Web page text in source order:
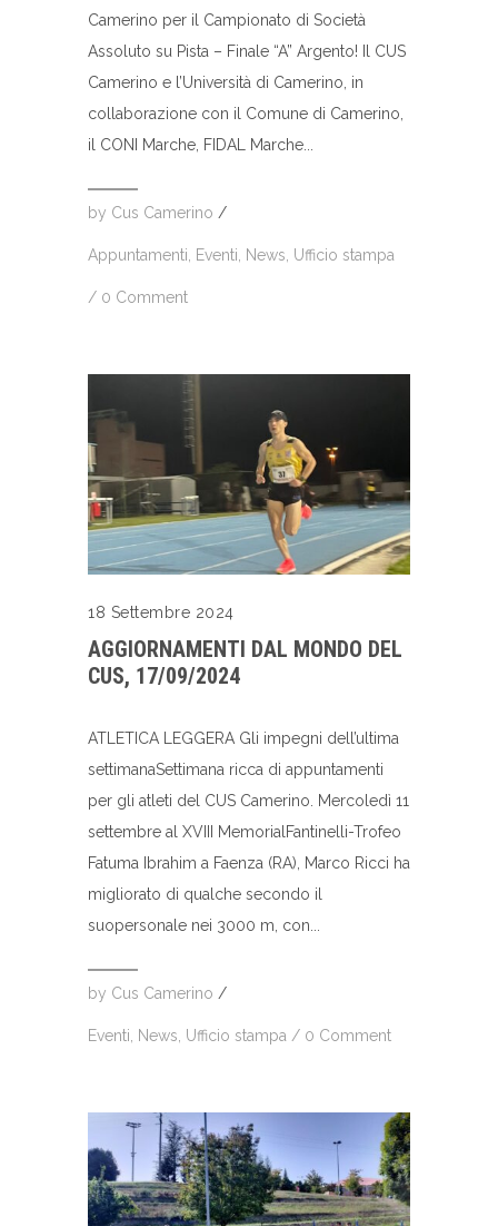
Camerino per il Campionato di Società
Assoluto su Pista – Finale “A” Argento! Il CUS
Camerino e l’Università di Camerino, in
collaborazione con il Comune di Camerino,
il CONI Marche, FIDAL Marche...
by Cus Camerino /
Appuntamenti, Eventi, News, Ufficio stampa
/ 0 Comment
18 Settembre 2024
AGGIORNAMENTI DAL MONDO DEL
CUS, 17/09/2024
ATLETICA LEGGERA Gli impegni dell’ultima
settimanaSettimana ricca di appuntamenti
per gli atleti del CUS Camerino. Mercoledì 11
settembre al XVIII MemorialFantinelli-Trofeo
Fatuma Ibrahim a Faenza (RA), Marco Ricci ha
migliorato di qualche secondo il
suopersonale nei 3000 m, con...
by Cus Camerino /
Eventi, News, Ufficio stampa / 0 Comment